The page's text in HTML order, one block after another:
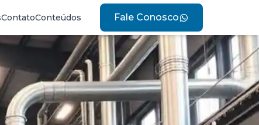
ContatoConteúdos Fale Conosco